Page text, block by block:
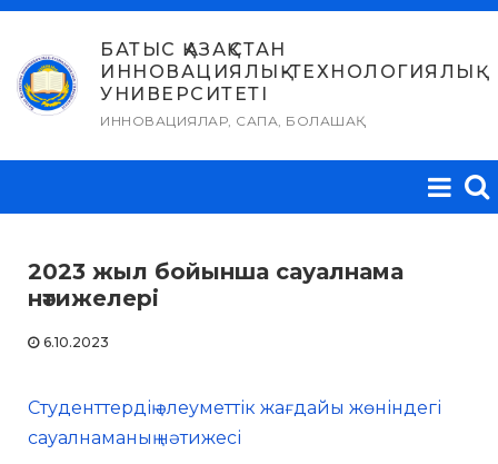
Skip
content
БАТЫС ҚАЗАҚСТАН
ИННОВАЦИЯЛЫҚ-ТЕХНОЛОГИЯЛЫҚ
УНИВЕРСИТЕТІ
ИННОВАЦИЯЛАР, САПА, БОЛАШАҚ
2023 жыл бойынша сауалнама
нәтижелері
6.10.2023
Студенттердің әлеуметтік жағдайы жөніндегі
сауалнаманың нәтижесі